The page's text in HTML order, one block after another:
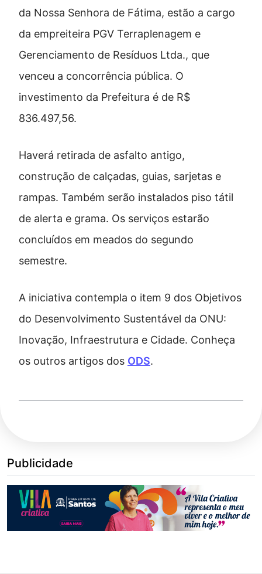
da Nossa Senhora de Fátima, estão a cargo
da empreiteira PGV Terraplenagem e
Gerenciamento de Resíduos Ltda., que
venceu a concorrência pública. O
investimento da Prefeitura é de R$
836.497,56.
Haverá retirada de asfalto antigo,
construção de calçadas, guias, sarjetas e
rampas. Também serão instalados piso tátil
de alerta e grama. Os serviços estarão
concluídos em meados do segundo
semestre.
A iniciativa contempla o item 9 dos Objetivos
do Desenvolvimento Sustentável da ONU:
Inovação, Infraestrutura e Cidade. Conheça
os outros artigos dos ODS.
Publicidade